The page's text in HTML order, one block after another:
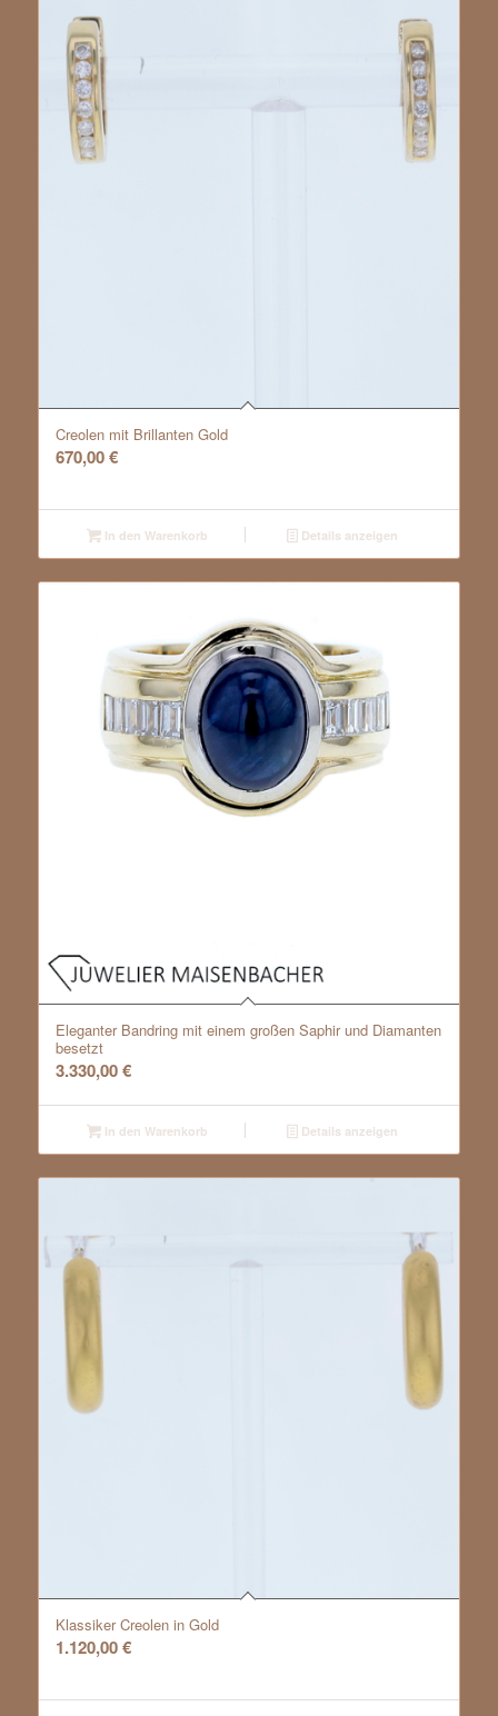
Creolen mit Brillanten Gold
670,00€
In den Warenkorb Details anzeigen
Eleganter Bandring mit einem großen Saphir und Diamanten
besetzt
3.330,00€
In den Warenkorb Details anzeigen
Klassiker Creolen in Gold
1.120,00€